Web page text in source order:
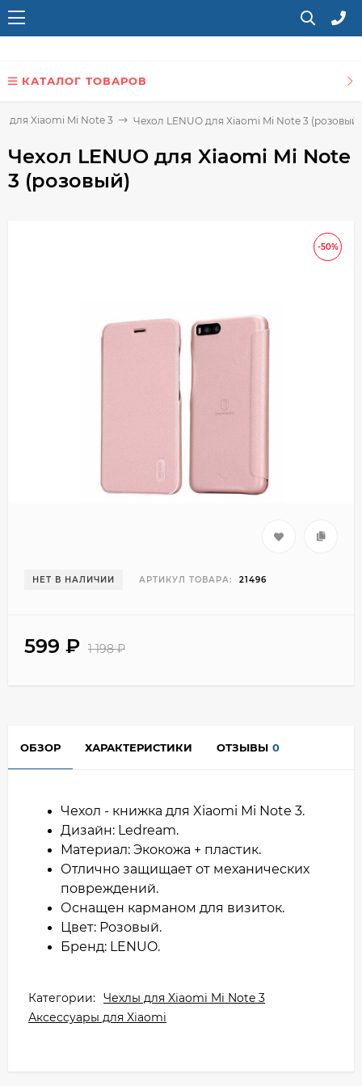
КАТАЛОГ ТОВАРОВ
для Xiaomi Mi Note 3 Чехол LENUO для Xiaomi Mi Note 3 (розовый)
Чехол LENUO для Xiaomi Mi Note
3 (розовый)
-50%
НЕТ В НАЛИЧИИ АРТИКУЛ ТОВАРА: 21496
599 ₽ 1 198₽
ОБЗОР ХАРАКТЕРИСТИКИ ОТЗЫВЫ 0
Чехол - книжка для Xiaomi Mi Note 3.
Дизайн: Ledream.
Материал: Экокожа + пластик.
Отлично защищает от механических
повреждений.
Оснащен карманом для визиток.
Цвет: Розовый.
Бренд: LENUO.
Категории: Чехлы для Xiaomi Mi Note 3
Аксессуары для Xiaomi